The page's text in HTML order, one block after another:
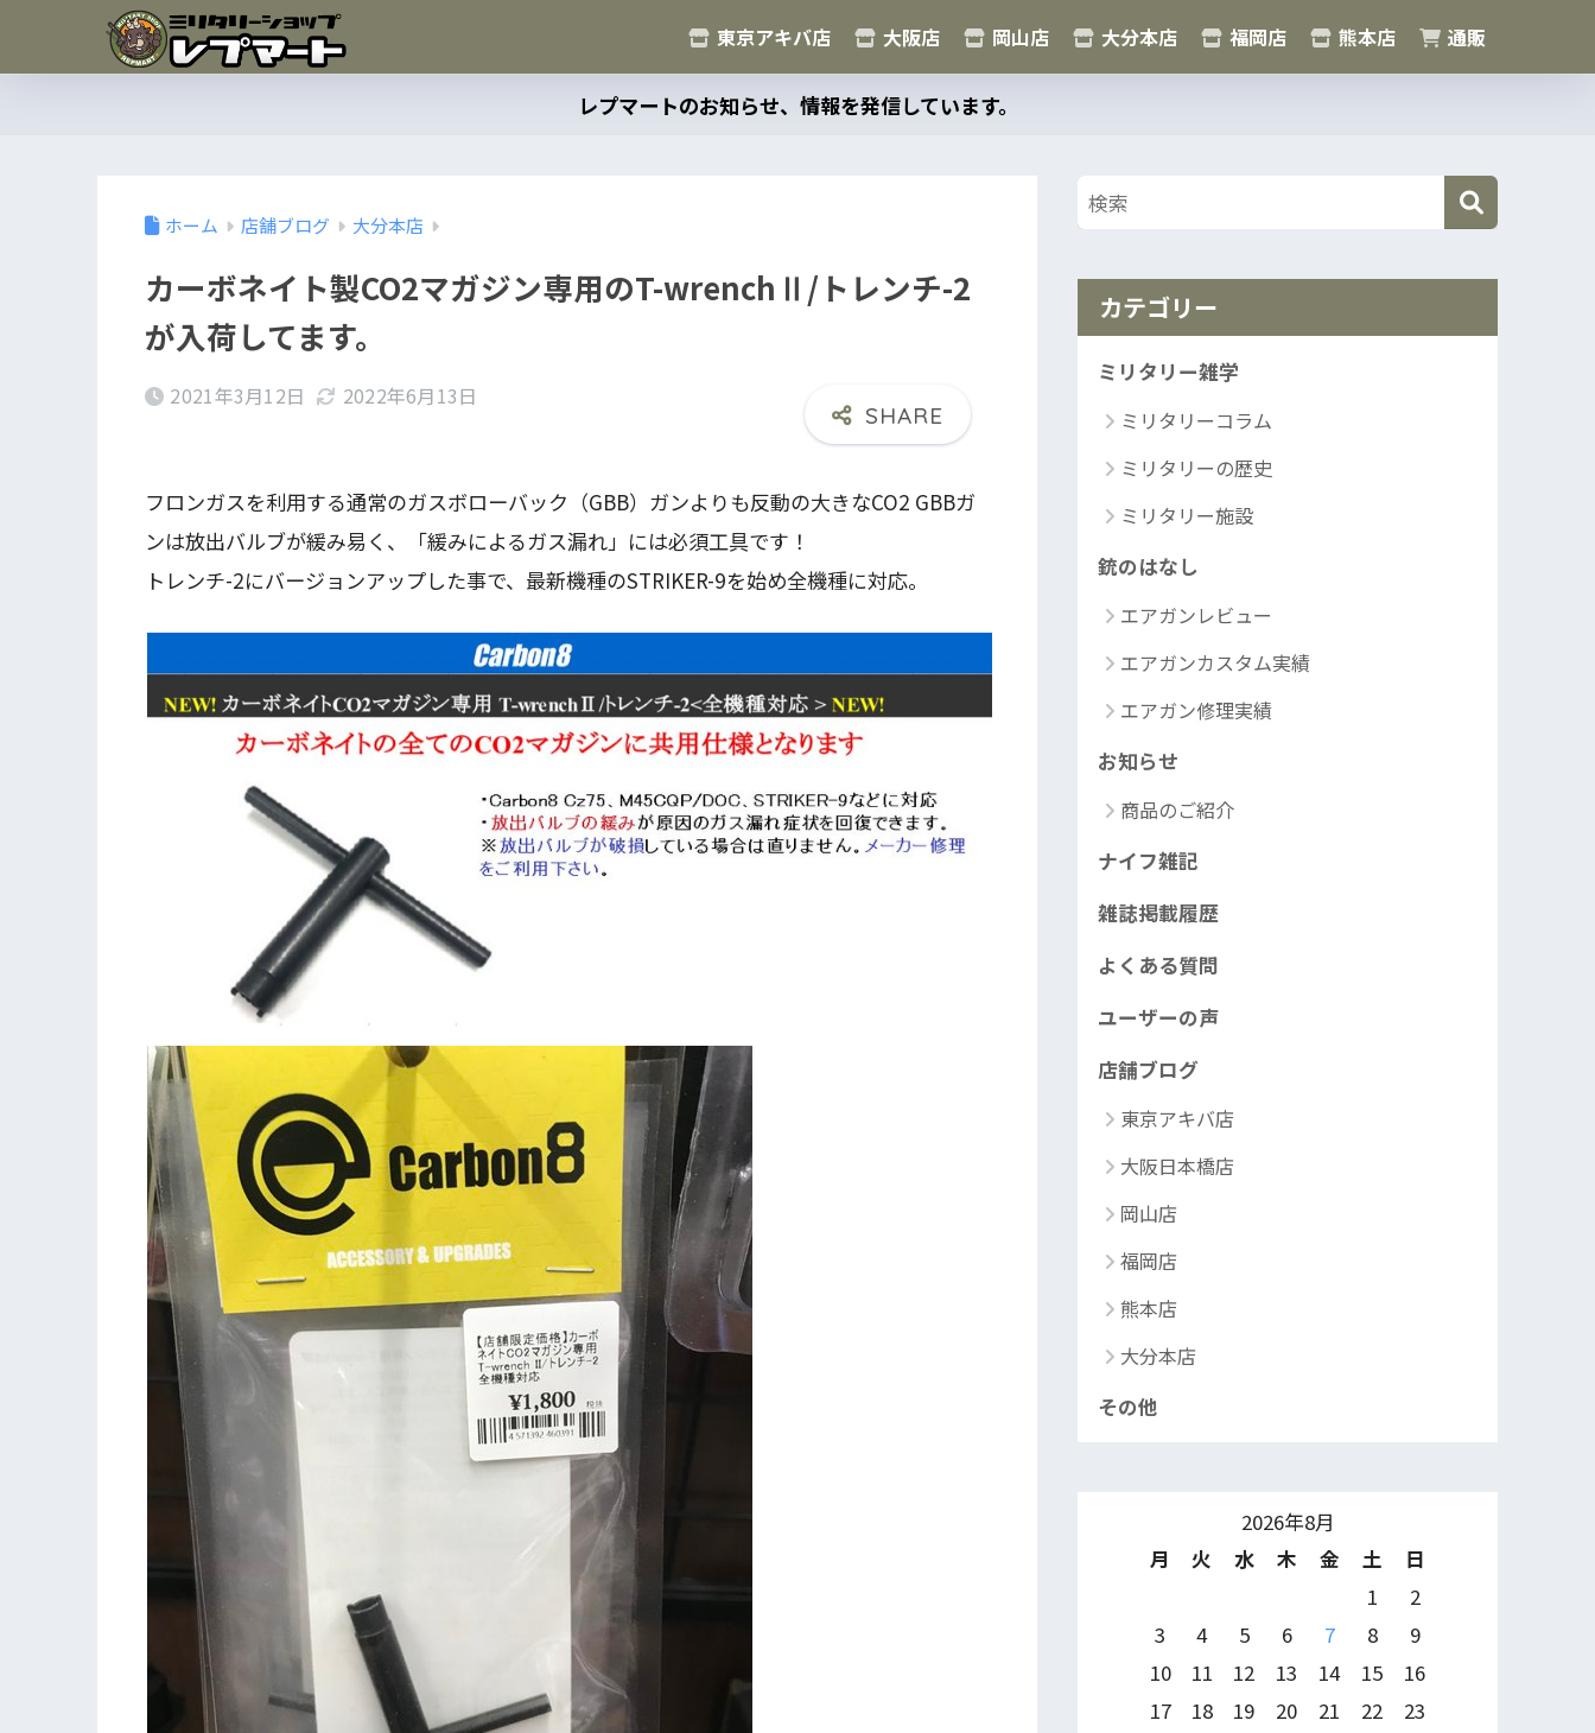
東京アキバ店 大阪店 岡山店 大分本店 福岡店 熊本店 通販
レプマートのお知らせ、情報を発信しています。
ホーム 店舗ブログ 大分本店
カーボネイト製CO2マガジン専用のT-wrenchⅡ/トレンチ-2
が入荷してます。
2021年3月12日 2022年6月13日
フロンガスを利用する通常のガスボローバック（GBB）ガンよりも反動の大きなCO2 GBBガ
ンは放出バルブが緩み易く、「緩みによるガス漏れ」には必須工具です！
トレンチ-2にバージョンアップした事で、最新機種のSTRIKER-9を始め全機種に対応。
カテゴリー
ミリタリー雑学
ミリタリーコラム
ミリタリーの歴史
ミリタリー施設
銃のはなし
エアガンレビュー
エアガンカスタム実績
エアガン修理実績
お知らせ
商品のご紹介
ナイフ雑記
雑誌掲載履歴
よくある質問
ユーザーの声
店舗ブログ
東京アキバ店
大阪日本橋店
岡山店
福岡店
熊本店
大分本店
その他
2026年8月
月
火 水 木 金 土
日
1
2
3
4 5 6 7 8
9
10
11 12 13 14 15
16
17
18 19 20 21 22
23